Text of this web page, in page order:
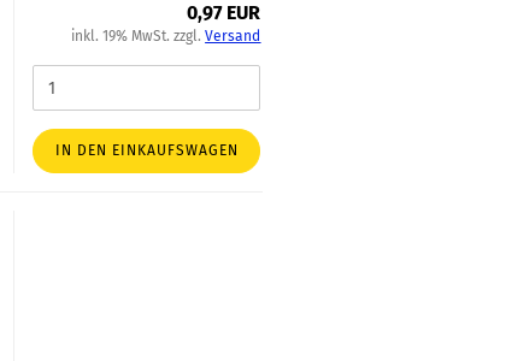
0,97 EUR
inkl. 19% MwSt. zzgl.Versand
IN DEN EINKAUFSWAGEN